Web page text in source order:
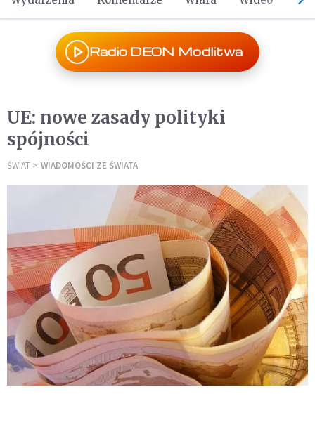
Radio DEON Modlitwa
UE: nowe zasady polityki
spójności
ŚWIAT WIADOMOŚCI ZE ŚWIATA